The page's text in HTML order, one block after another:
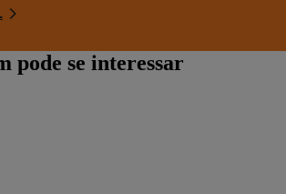
pode se interessar